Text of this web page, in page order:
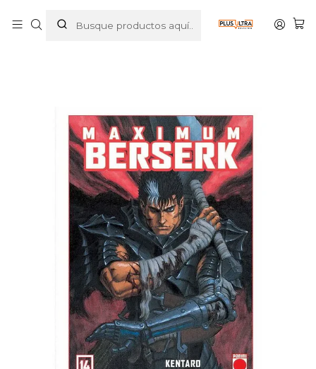
BERSERK MAXIMUM 14 - PANINI ESPANA